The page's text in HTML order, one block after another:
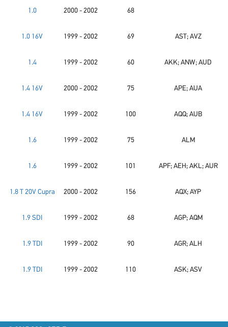
1.0 2000 - 2002 68
1.0 16V 1999 - 2002 69 AST; AVZ
1.4 1999 - 2002 60 AKK; ANW; AUD
1.4 16V 2000 - 2002 75 APE; AUA
1.4 16V 1999 - 2002 100 AQQ; AUB
1.6 1999 - 2002 75 ALM
1.6 1999 - 2002 101 APF; AEH; AKL; AUR
1.8 T 20V Cupra 2000 - 2002 156 AQX; AYP
1.9 SDI 1999 - 2002 68 AGP; AQM
1.9 TDI 1999 - 2002 90 AGR; ALH
1.9 TDI 1999 - 2002 110 ASK; ASV